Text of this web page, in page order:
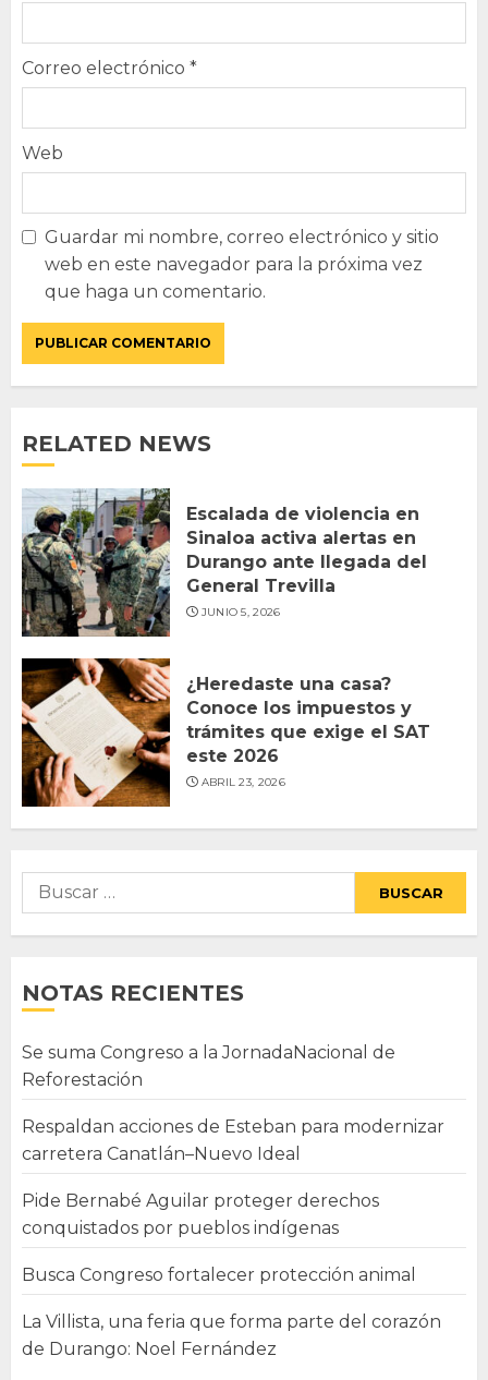
Correo electrónico *
Web
Guardar mi nombre, correo electrónico y sitio
web en este navegador para la próxima vez
que haga un comentario.
RELATED NEWS
Escalada de violencia en
Sinaloa activa alertas en
Durango ante llegada del
General Trevilla
JUNIO 5, 2026
¿Heredaste una casa?
Conoce los impuestos y
trámites que exige el SAT
este 2026
ABRIL 23, 2026
Buscar:
NOTAS RECIENTES
Se suma Congreso a la JornadaNacional de
Reforestación
Respaldan acciones de Esteban para modernizar
carretera Canatlán–Nuevo Ideal
Pide Bernabé Aguilar proteger derechos
conquistados por pueblos indígenas
Busca Congreso fortalecer protección animal
La Villista, una feria que forma parte del corazón
de Durango: Noel Fernández